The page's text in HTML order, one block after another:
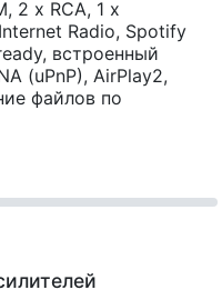
2 x RCA, 1 x
Radio, Spotify
встроенный
(uPnP), AirPlay2,
файлов по